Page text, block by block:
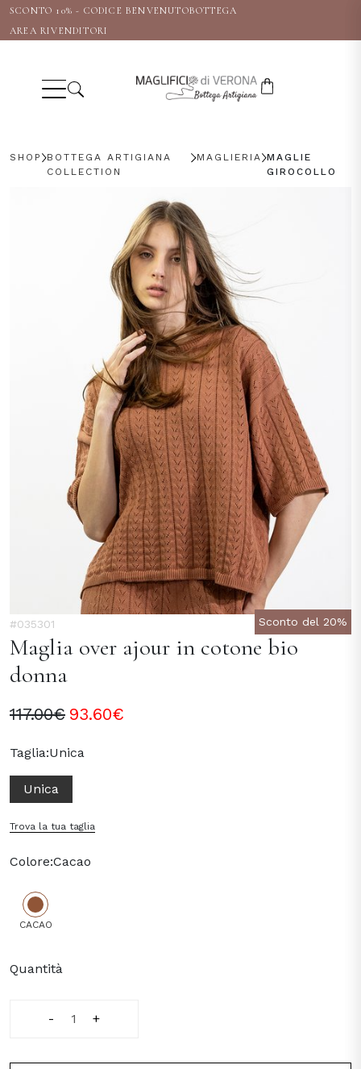
SCONTO 10% - CODICE BENVENUTOBOTTEGA
AREA RIVENDITORI
Italiano
SHOP
BOTTEGA ARTIGIANA
COLLECTION
MAGLIERIA MAGLIE
GIROCOLLO
#035301
Maglia over ajour in cotone bio
donna
Sconto del 20%
117.00€ 93.60€
Taglia:Unica
Unica
Trova la tua taglia
Colore:Cacao
CACAO
Quantità
- +